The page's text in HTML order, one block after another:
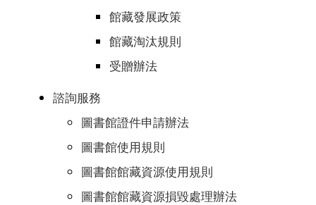
館藏發展政策
館藏淘汰規則
受贈辦法
諮詢服務
圖書館證件申請辦法
圖書館使用規則
圖書館館藏資源使用規則
圖書館館藏資源損毀處理辦法